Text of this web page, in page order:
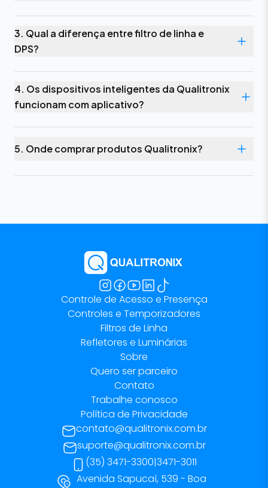
3. Qual a diferença entre filtro de linha e
DPS?
4. Os dispositivos inteligentes da Qualitronix
funcionam com aplicativo?
5. Onde comprar produtos Qualitronix?
Controle de Acesso e Presença
Controles e Temporizadores
Filtros de Linha
Refletores e Luminárias
Sobre
Quero ser parceiro
Contato
Trabalhe conosco
Política de Privacidade
contato@qualitronix.com.br
suporte@qualitronix.com.br
(35) 3471-3300|3471-3011
Avenida Sapucaí, 539 - Boa